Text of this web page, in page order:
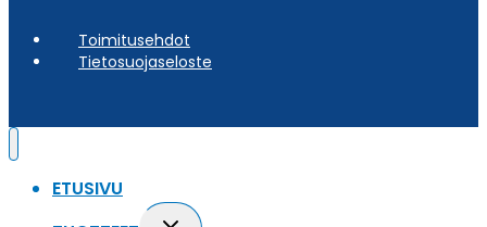
Toimitusehdot
Tietosuojaseloste
ETUSIVU
Toggle